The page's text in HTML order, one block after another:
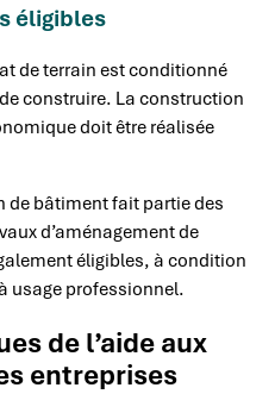
éligibles
de terrain est conditionné
construire. La construction
doit être réalisée
de bâtiment fait partie des
d’aménagement de
éligibles, à condition
usage professionnel.
de l’aide aux
entreprises